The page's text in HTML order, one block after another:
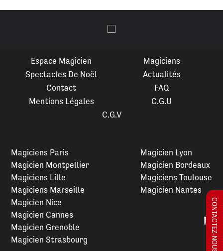
CONTACTEZ-NOUS !
Espace Magicien
Magiciens
Spectacles De Noël
Actualités
Contact
FAQ
Mentions Légales
C.G.U
C.G.V
Magiciens Paris
Magicien Montpellier
Magiciens Lille
Magiciens Marseille
Magicien Lyon
Magicien Bordeaux
Magiciens Toulouse
Magicien Nantes
Magicien Nice
Magicien Cannes
Magicien Grenoble
Magicien Strasbourg